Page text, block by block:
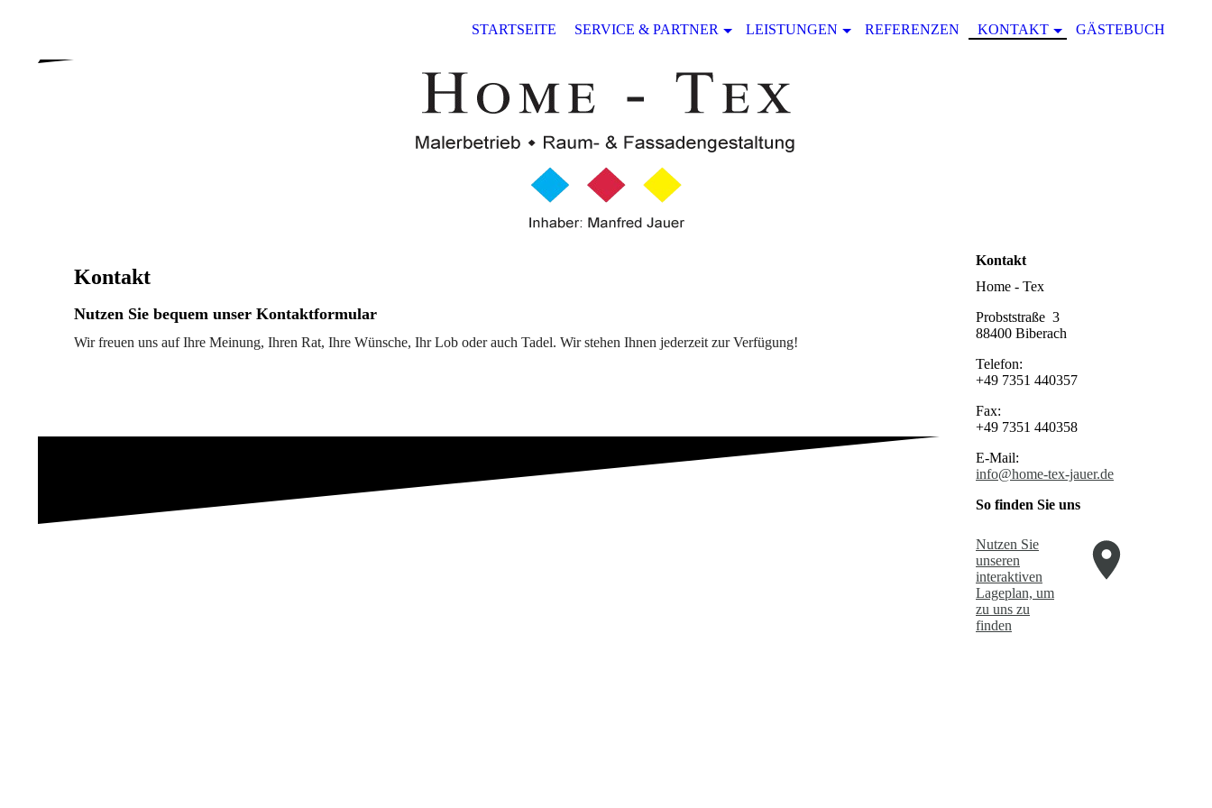
STARTSEITE SERVICE & PARTNER LEISTUNGEN REFERENZEN KONTAKT GÄSTEBUCH
Kontakt
Nutzen Sie bequem unser Kontaktformular
Wir freuen uns auf Ihre Meinung, Ihren Rat, Ihre Wünsche, Ihr Lob oder auch Tadel. Wir stehen Ihnen jederzeit zur Verfügung!
Kontakt
Home - Tex
Probststraße 3
88400 Biberach
Telefon:
+49 7351 440357
Fax:
+49 7351 440358
E-Mail:
info@home-tex-jauer.de
So finden Sie uns
Nutzen Sie
unseren
interaktiven
La­ge­plan, um
zu uns zu
finden